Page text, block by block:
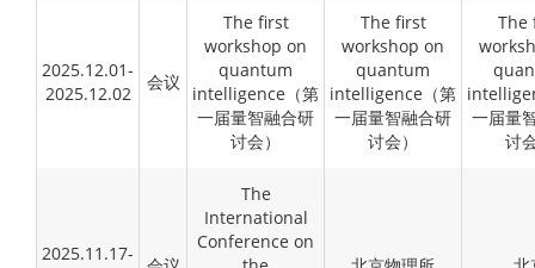
2025.12.01-
2025.12.02
会议
The first
workshop on
quantum
intelligence（第
一届量智融合研
讨会）
The first
workshop on
quantum
intelligence（第
一届量智融合研
讨会）
The
一届量
讨
2025.11.17-
The
International
Conference on